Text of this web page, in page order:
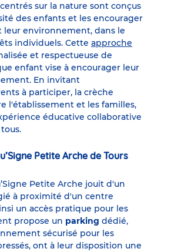
centrés sur la nature sont conçus
des enfants et les encourager
environnement, dans le
individuels. Cette approche
et respectueuse de
enfant vise à encourager leur
En invitant
à participer, la crèche
l'établissement et les familles,
éducative collaborative
Petite Arche de Tours
Petite Arche jouit d'un
à proximité d'un centre
un accès pratique pour les
propose un parking dédié,
sécurisé pour les
ont à leur disposition une